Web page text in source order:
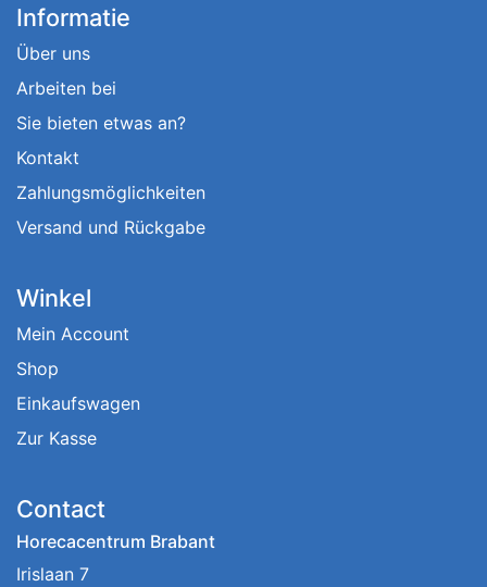
Informatie
Über uns
Arbeiten bei
Sie bieten etwas an?
Kontakt
Zahlungsmöglichkeiten
Versand und Rückgabe
Winkel
Mein Account
Shop
Einkaufswagen
Zur Kasse
Contact
Horecacentrum Brabant
Irislaan 7